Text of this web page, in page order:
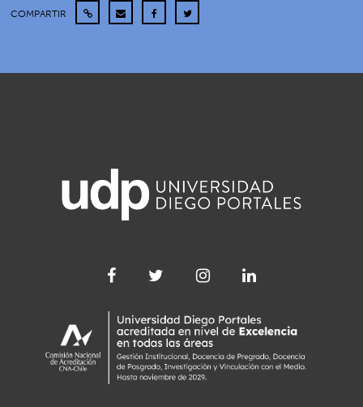
COMPARTIR